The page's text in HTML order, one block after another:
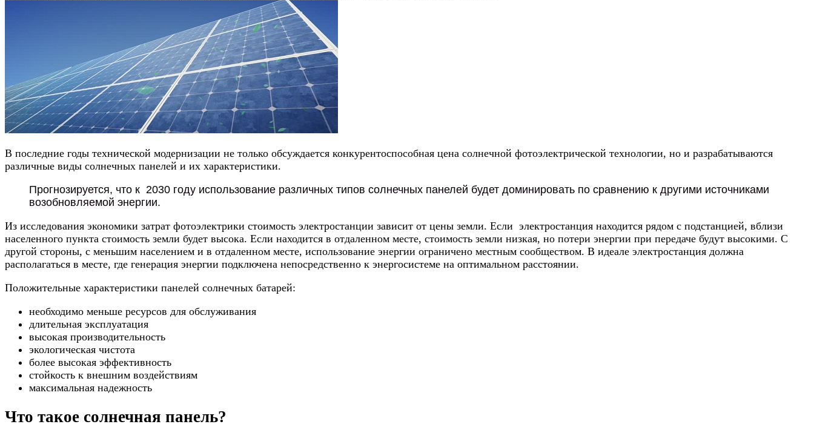
В последние годы технической модернизации не только обсуждается конкурентоспособная цена солнечной фотоэлектрической технологии, но и разрабатываются
различные виды солнечных панелей и их характеристики.
Прогнозируется, что к 2030 году использование различных типов солнечных панелей будет доминировать по сравнению к другими источниками
возобновляемой энергии.
Из исследования экономики затрат фотоэлектрики стоимость электростанции зависит от цены земли. Если электростанция находится рядом с подстанцией, вблизи
населенного пункта стоимость земли будет высока. Если находится в отдаленном месте, стоимость земли низкая, но потери энергии при передаче будут высокими. С
другой стороны, с меньшим населением и в отдаленном месте, использование энергии ограничено местным сообществом. В идеале электростанция должна
располагаться в месте, где генерация энергии подключена непосредственно к энергосистеме на оптимальном расстоянии.
Положительные характеристики панелей солнечных батарей:
необходимо меньше ресурсов для обслуживания
длительная эксплуатация
высокая производительность
экологическая чистота
более высокая эффективность
стойкость к внешним воздействиям
максимальная надежность
Что такое солнечная панель?